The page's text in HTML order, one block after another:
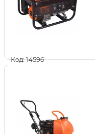
Код: 14596